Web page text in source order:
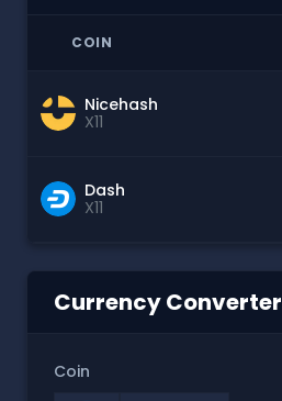
COIN
Nicehash
X11
Dash
X11
Currency Converter
Coin